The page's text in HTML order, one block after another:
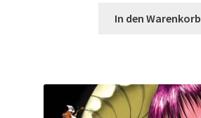
In den Warenkorb